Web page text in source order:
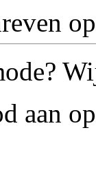
aan